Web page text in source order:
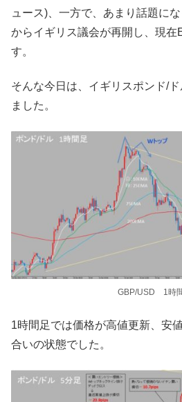
ュース)、一方で、あまり話題に
からイギリス議会が再開し、現
す。
そんな今日は、イギリスポンド/
ました。
GBP/USD 1時
1時間足では価格が高値更新、安
合いの状態でした。